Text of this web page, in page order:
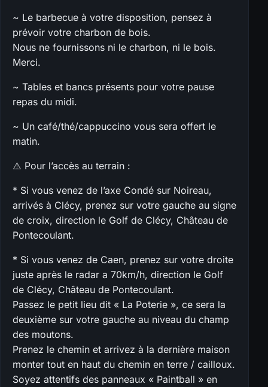
~ Le barbecue à votre disposition, pensez à
prévoir votre charbon de bois.
Nous ne fournissons ni le charbon, ni le bois.
Merci.
~ Tables et bancs présents pour votre pause
repas du midi.
~ Un café/thé/cappuccino vous sera offert le
matin.
⚠️ Pour l’accès au terrain :
* Si vous venez de l’axe Condé sur Noireau,
arrivés à Clécy, prenez sur votre gauche au signe
de croix, direction le Golf de Clécy, Château de
Pontecoulant.
* Si vous venez de Caen, prenez sur votre droite
juste après le radar a 70km/h, direction le Golf
de Clécy, Château de Pontecoulant.
Passez le petit lieu dit « La Poterie », ce sera la
deuxième sur votre gauche au niveau du champ
des moutons.
Prenez le chemin et arrivez à la dernière maison
monter tout en haut du chemin en terre / cailloux.
Soyez attentifs des panneaux « Paintball » en